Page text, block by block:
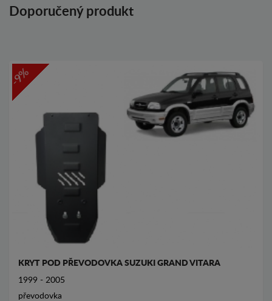
Doporučený produkt
-9%
KRYT POD PŘEVODOVKA SUZUKI GRAND VITARA
1999 - 2005
převodovka